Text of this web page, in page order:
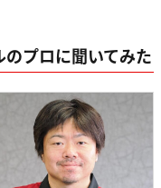
プロに聞いてみた